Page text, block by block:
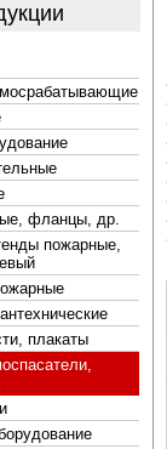
фланцы, др.
пожарные,
плакаты